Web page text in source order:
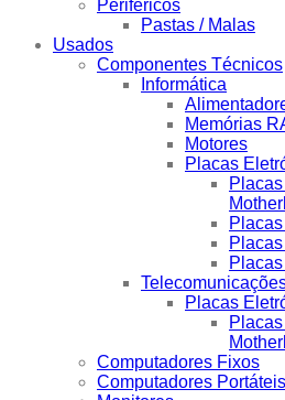
Periféricos
Pastas / Malas
Usados
Componentes Técnicos
Informática
Memórias
Motores
Placas
Placas
Computadores Fixos
Computadores Portáteis